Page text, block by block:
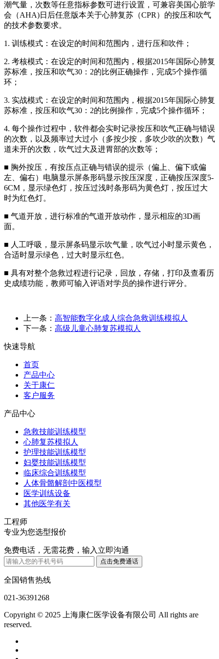
潮气量，次数等任意指标参数可进行设置，可兼容美国心脏学
会（AHA)日后任意版本关于心肺复苏（CPR）的按压和吹气
的技术参数要求。
1. 训练模式：在设定的时间和范围内，进行压和吹件；
2. 考核模式：在设定的时间和范围内，根据2015年国际心肺复
苏标准，按压和吹气30：2的比例正确操作，完成5个操作循
环；
3. 实战模式：在设定的时间和范围内，根据2015年国际心肺复
苏标准，按压和吹气30：2的比例操作，完成5个操作循环；
4. 每个操作过程中，软件都会实时记录按压和吹气正确与错误
的次数，以及频率过大过小（多按少按，多吹少吹的次数）气
道未开的次数，吹气过大及进胃部的次数等；
■ 胸外按压，有按压点正确与错误的提示（偏上、偏下或偏
左、偏右）电脑显示屏条形码显示按压深度，正确按压深度5-
6CM，显示绿色灯，按压过浅时条形码为黄色灯，按压过大
时为红色灯。
■ 气道开放，进行标准的气道开放动作，显示相应的3D画
面。
■ 人工呼吸，显示屏条码显示吹气量，吹气过小时显示黄色，
合适时显示绿色，过大时显示红色。
■ 具有对整个急救过程进行记录，回放，存储，打印及查看历
史成绩功能，教师可输入评语对学员的操作进行评分。
上一条： 高智能数字化成人综合急救训练模拟人
下一条： 高级儿童心肺复苏模拟人
快速导航
首页
产品中心
关于康仁
客户服务
产品中心
急救技能训练模型
心肺复苏模拟人
护理技能训练模型
妇婴技能训练模型
临床综合训练模型
人体骨骼解剖中医模型
医学训练设备
其他医学有关
工程师
专业为您选型报价
免费电话，无需花费，输入立即沟通
全国销售热线
021-36391268
Copyright © 2025 上海康仁医学设备有限公司 All rights are
reserved.